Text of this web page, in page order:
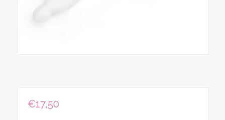
€17,50